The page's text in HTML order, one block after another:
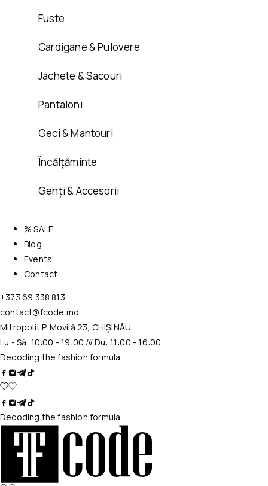
Fuste
Cardigane & Pulovere
Jachete & Sacouri
Pantaloni
Geci & Mantouri
Încălțăminte
Genți & Accesorii
% SALE
Blog
Events
Contact
+373 69 338 813
contact@fcode.md
Mitropolit P. Movilă 23, CHIȘINĂU
Lu - Sâ: 10:00 - 19:00 /// Du: 11:00 - 16:00
Decoding the fashion formula…
Decoding the fashion formula…